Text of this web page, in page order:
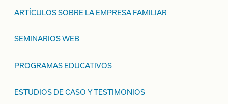
ARTÍCULOS SOBRE LA EMPRESA FAMILIAR
SEMINARIOS WEB
PROGRAMAS EDUCATIVOS
ESTUDIOS DE CASO Y TESTIMONIOS